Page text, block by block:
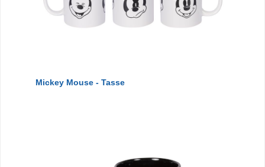
Mickey Mouse - Tasse